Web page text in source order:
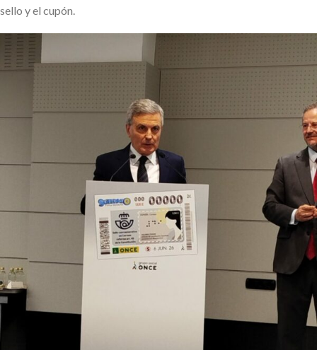
sello y el cupón.